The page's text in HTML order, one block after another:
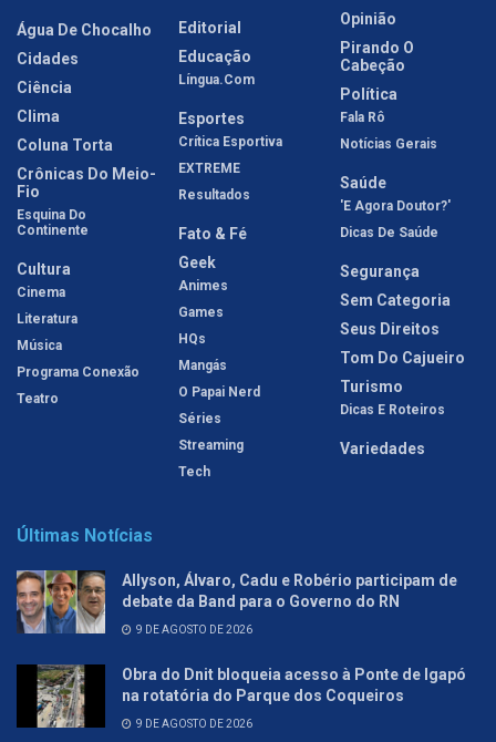
Água De Chocalho
Cidades
Ciência
Clima
Coluna Torta
Crônicas Do Meio-
Fio
Esquina Do
Continente
Cultura
Cinema
Literatura
Música
Programa Conexão
Teatro
Editorial
Educação
Língua.com
Esportes
Crítica Esportiva
EXTREME
Resultados
Fato & Fé
Geek
Animes
Games
HQs
Mangás
O Papai Nerd
Séries
Streaming
Tech
Opinião
Pirando O
Cabeção
Política
Fala Rô
Notícias Gerais
Saúde
'E Agora Doutor?'
Dicas De Saúde
Segurança
Sem Categoria
Seus Direitos
Tom Do Cajueiro
Turismo
Dicas E Roteiros
Variedades
Últimas Notícias
Allyson, Álvaro, Cadu e Robério participam de
debate da Band para o Governo do RN
9 DE AGOSTO DE 2026
Obra do Dnit bloqueia acesso à Ponte de Igapó
na rotatória do Parque dos Coqueiros
9 DE AGOSTO DE 2026